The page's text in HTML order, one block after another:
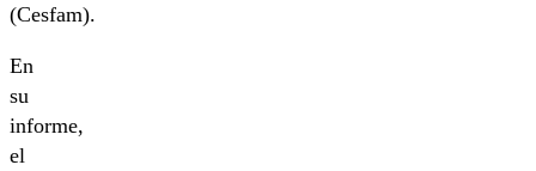
(Cesfam).
En
su
informe,
el